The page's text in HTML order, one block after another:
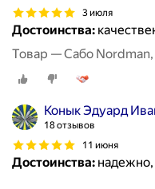
3 июля
Достоинства:
Товар — Сабо
Конык Эдуард
18 отзывов
11 июня
Достоинства: надежно,